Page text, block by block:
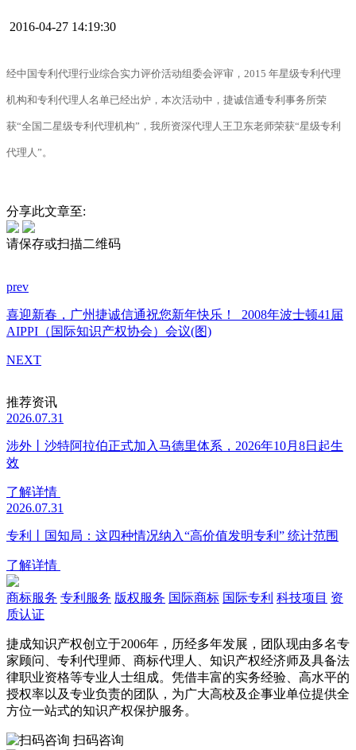
2016-04-27 14:19:30
经中国专利代理行业综合实力评价活动组委会评审，2015 年星级专利代理
机构和专利代理人名单已经出炉，本次活动中，捷诚信通专利事务所荣
获“全国二星级专利代理机构”，我所资深代理人王卫东老师荣获“星级专利
代理人”。
分享此文章至:
请保存或扫描二维码
prev
喜迎新春，广州捷诚信通祝您新年快乐！
2008年波士顿41届
AIPPI（国际知识产权协会）会议(图)
NEXT
推荐资讯
2026.07.31
涉外丨沙特阿拉伯正式加入马德里体系，2026年10月8日起生
效
了解详情
2026.07.31
专利丨国知局：这四种情况纳入“高价值发明专利” 统计范围
了解详情
商标服务 专利服务 版权服务 国际商标 国际专利 科技项目 资
质认证
捷成知识产权创立于2006年，历经多年发展，团队现由多名专
家顾问、专利代理师、商标代理人、知识产权经济师及具备法
律职业资格等专业人士组成。凭借丰富的实务经验、高水平的
授权率以及专业负责的团队，为广大高校及企事业单位提供全
方位一站式的知识产权保护服务。
扫码咨询